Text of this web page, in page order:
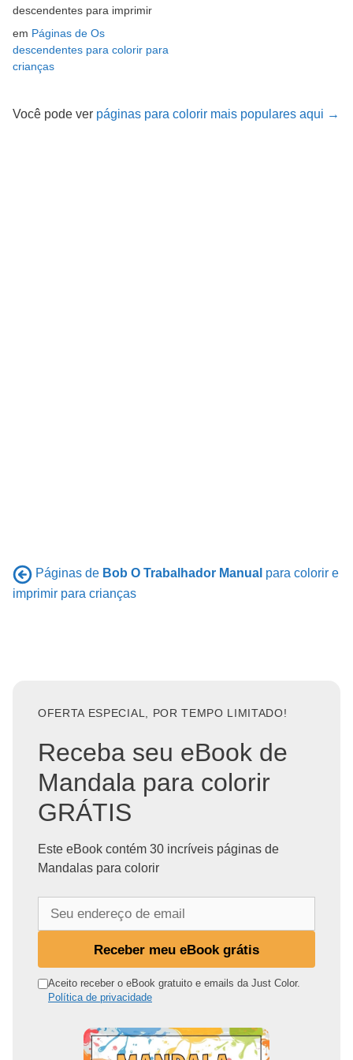
descendentes para imprimir
em Páginas de Os
descendentes para colorir para
crianças
Você pode ver páginas para colorir mais populares aqui →
Páginas de Bob O Trabalhador Manual para colorir e
imprimir para crianças
OFERTA ESPECIAL, POR TEMPO LIMITADO!
Receba seu eBook de
Mandala para colorir
GRÁTIS
Este eBook contém 30 incríveis páginas de
Mandalas para colorir
n
Receber meu eBook grátis
Aceito receber o eBook gratuito e emails da Just Color.
Política de privacidade